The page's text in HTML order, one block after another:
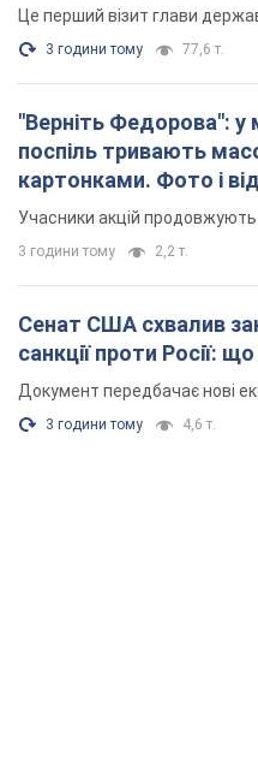
Це перший візит глави
3 години тому 77,6 т.
"Верніть Федорова": у
поспіль тривають
картонками. Фото і
Учасники акцій
3 години тому 2,2 т.
Сенат США схвалив
санкції проти Росії:
Документ передбачає нові
3 години тому 4,6 т.